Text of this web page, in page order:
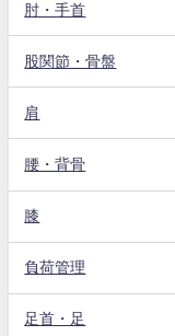
肘・手首
股関節・骨盤
肩
腰・背骨
膝
負荷管理
足首・足